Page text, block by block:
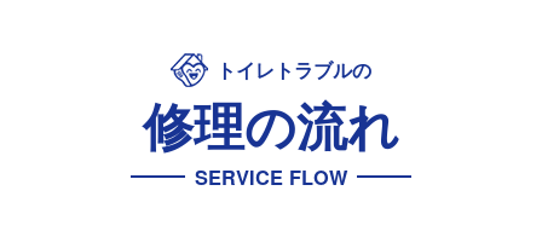
トイレトラブルの
修理の流れ
SERVICE FLOW